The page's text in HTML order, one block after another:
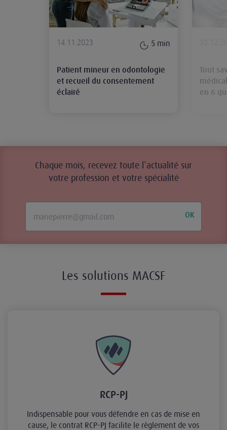
14.11.2023 5 min
Patient mineur en odontologie
et recueil du consentement
éclairé
Tout
en 6
Chaque mois, recevez toute l’actualité sur
votre profession et votre spécialité
OK
Les solutions MACSF
RCP-PJ
Indispensable pour vous défendre en cas de mise en
cause, le contrat RCP-PJ facilite le règlement de vos